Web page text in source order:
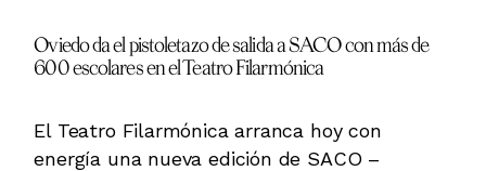
Oviedo da el pistoletazo de salida a SACO con más de
600 escolares en el Teatro Filarmónica
El Teatro Filarmónica arranca hoy con
energía una nueva edición de SACO –